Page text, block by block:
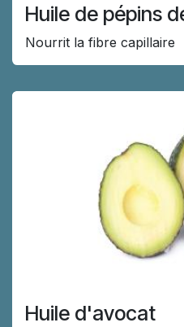
Huile de pépins
Nourrit la fibre capillaire
Huile d'avocat